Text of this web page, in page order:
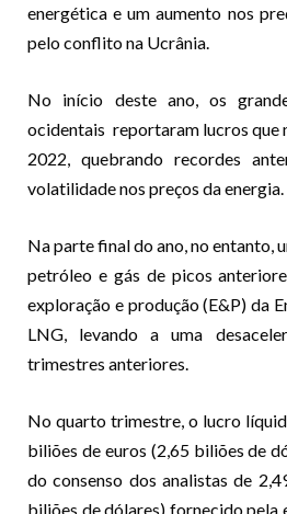
energética e um aumento nos
pelo conflito na Ucrânia.
No início deste ano, os
ocidentais reportaram lucros que
2022, quebrando recordes
volatilidade nos preços da energia.
Na parte final do ano, no entanto,
petróleo e gás de picos
exploração e produção (E&P) da
LNG, levando a uma
trimestres anteriores.
No quarto trimestre, o lucro
biliões de euros (2,65 biliões de
do consenso dos analistas de
biliões de dólares) fornecido pela